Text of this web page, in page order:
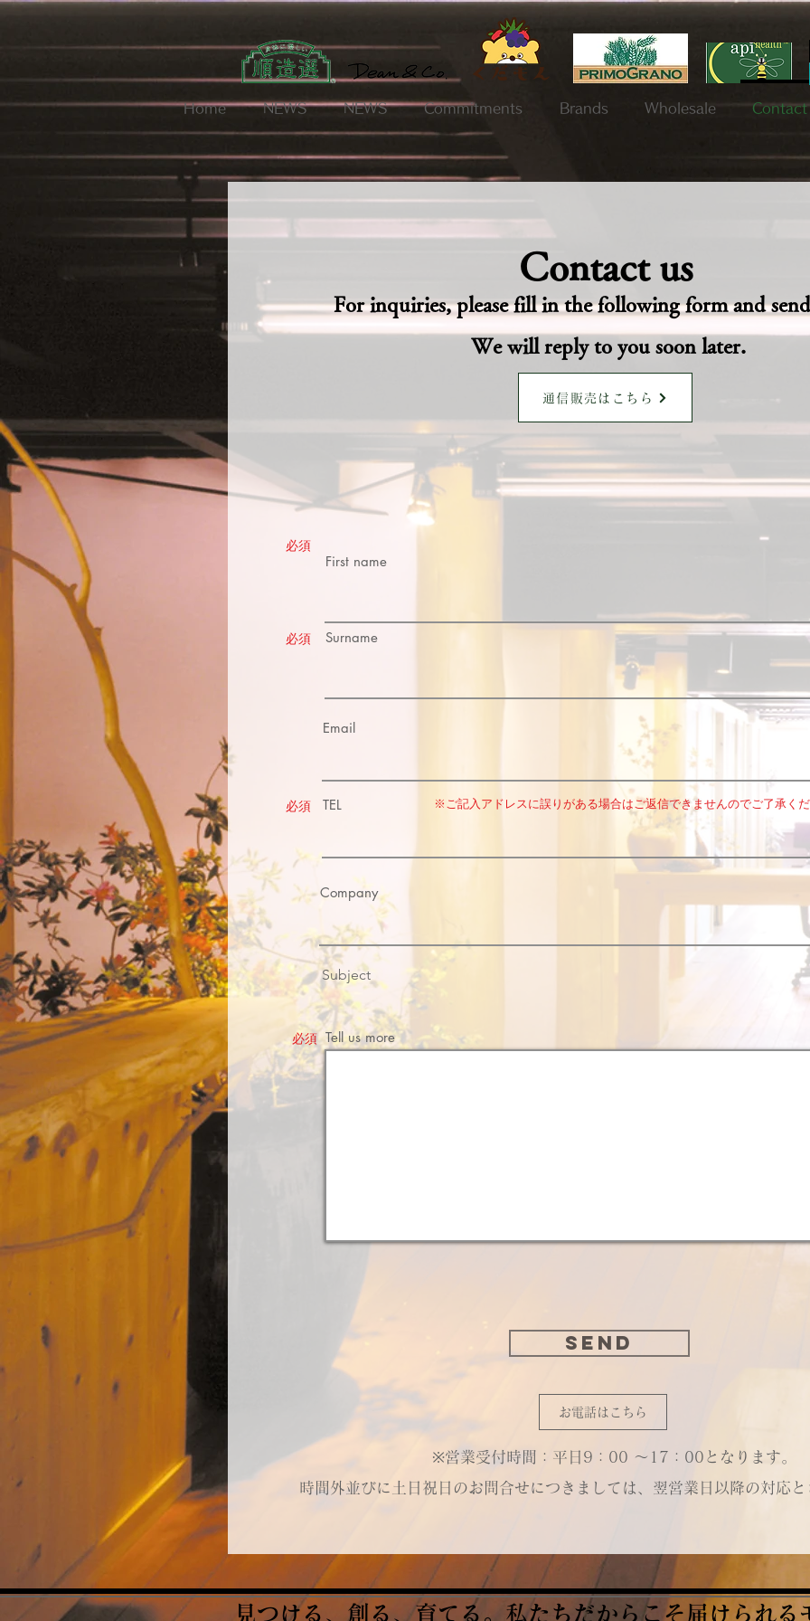
Home NEWS NEWS Commitments Brands Wholesale Contact
Contact us
For inquiries, please fill in the following form and
We will reply to you soon later.
通信販売はこちら
​必須
First name
​必須 Surname
Email
​必須 TEL ※ご記入アドレスに誤りがある場合はご返信できませんのでご了承く
Company
Subject
​必須 Tell us more
Send
お電話はこちら
※営業受付時間：平日9：00 ～17：00となります。
時間外並びに土日祝日のお問合せにつきましては、翌営業日以降の対応
見つける、創る、育てる。私たちだからこそ届けられる